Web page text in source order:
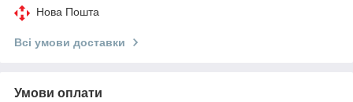
Нова Пошта
Всі умови доставки
Умови оплати